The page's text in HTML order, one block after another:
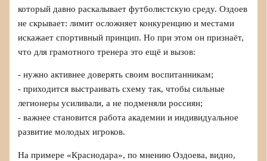
который давно раскалывает футболистскую среду. Оздоев
не скрывает: лимит осложняет конкуренцию и местами
искажает спортивный принцип. Но при этом он признаёт,
что для грамотного тренера это ещё и вызов:
- нужно активнее доверять своим воспитанникам;
- приходится выстраивать схему так, чтобы сильные
легионеры усиливали, а не подменяли россиян;
- важнее становится работа академии и индивидуальное
развитие молодых игроков.
На примере «Краснодара», по мнению Оздоева, видно,